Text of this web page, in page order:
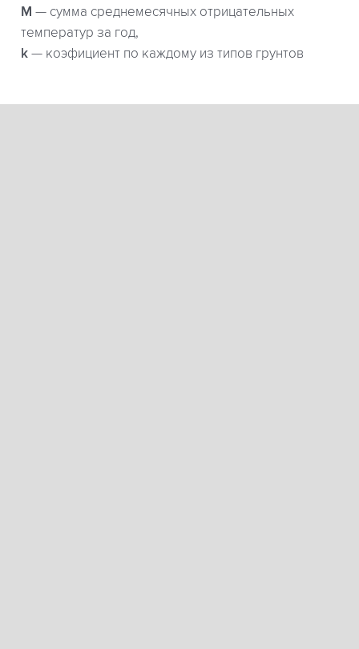
М — сумма среднемесячных отрицательных
температур за год,
k — коэфициент по каждому из типов грунтов